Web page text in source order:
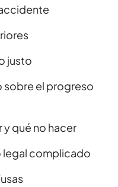
justo
sobre el progreso
qué no hacer
legal complicado